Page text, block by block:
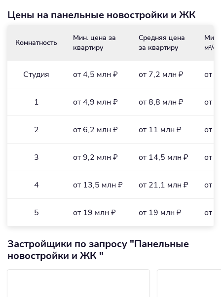
Цены на панельные новостройки и ЖК
Комнатность
Мин. цена за
квартиру
Средняя цена
за квартиру
Мин.
м2/₽
Студия от 4,5 млн ₽ от 7,2 млн ₽ от
1 от 4,9 млн ₽ от 8,8 млн ₽ от
2 от 6,2 млн ₽ от 11 млн ₽ от
3 от 9,2 млн ₽ от 14,5 млн ₽ от
4 от 13,5 млн ₽ от 21,1 млн ₽ от
5 от 19 млн ₽ от 19 млн ₽ от
Застройщики по запросу "Панельные
новостройки и ЖК "